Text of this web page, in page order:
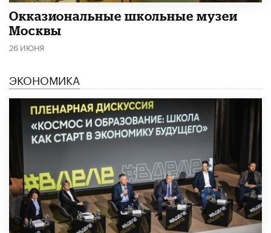
​Окказиональные школьные музеи
Москвы
26 ИЮНЯ
ЭКОНОМИКА